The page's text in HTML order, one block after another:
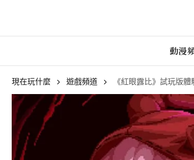
動漫
現在玩什麼 遊戲頻道 《紅眼露比》試玩版